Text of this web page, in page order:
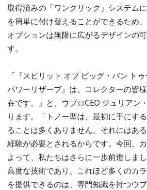
取得済みの「ワンクリック」システム
を簡単に付け替えることができるため
オプションは無限に広がるデザインの
す。
「『スピリット オブ ビッグ・バン ト
パワーリザーブ』は、コレクターの皆
在です。」と、ウブロCEO ジュリアン
ります。「トノー型は、最初に手にす
ることは多くありません。それにはあ
経験が必要とされるからです。今回、
よって、私たちはさらに一歩前進しま
高度な技術であり、これほど多くのカ
を提供できるのは、専門知識を持つウ